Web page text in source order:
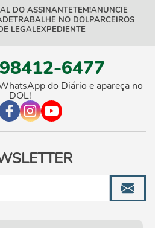
DO ASSINANTETEM!ANUNCIE
TRABALHE NO DOLPARCEIROS
LEGALEXPEDIENTE
6477
do Diário e apareça no
DOL!